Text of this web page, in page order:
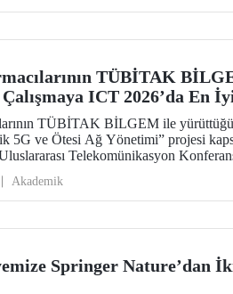
TÜBİTAK
Çalışmaya ICT 2026’da En
TÜBİTAK BİLGEM ile
5G ve Ötesi Ağ Yönetimi” projesi
Telekomünikasyon
Akademik
Springer Nature’dan